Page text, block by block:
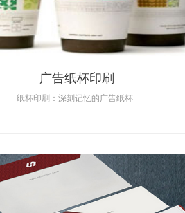
广告纸杯印刷
纸杯印刷：深刻记忆的广告纸杯